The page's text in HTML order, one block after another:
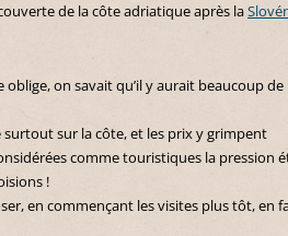
de la côte adriatique après la
oblige, on savait qu’il y aurait beaucoup
sur la côte, et les prix y grimpent
comme touristiques la pression
!
en commençant les visites plus tôt, en